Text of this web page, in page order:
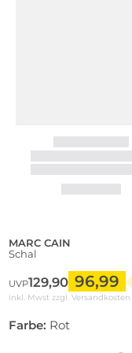
MARC CAIN
Schal
UVP129,90 96,99
inkl. Mwst zzgl. Versandkosten
Farbe: Rot